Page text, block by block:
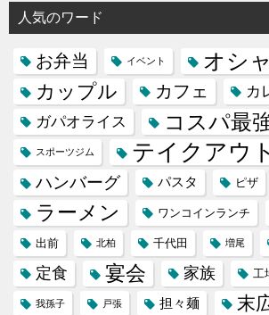
人気のワード
お弁当 イベント オシ
カップル カフェ
カ
ガパオライス
コスパ最
スポーツジム テイクアウト
ハンバーグ パスタ ピザ
ラーメン ワンコインランチ
出前 北柏 千代田 増尾
定食 宴会 家族 工
我孫子 戸張 担々麺 末